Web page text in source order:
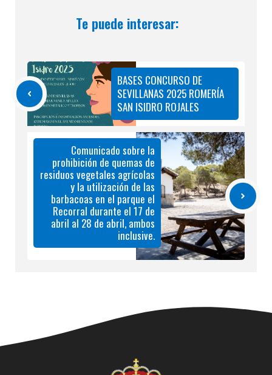
Te puede interesar:
BASES CONCURSO DE
SEVILLANAS 2025 ROMERÍA
SAN ISIDRO ROJALES
Comunicado sobre la
prohibición de quemas de
residuos vegetales agrícolas
y la utilización de las
barbacoas en el parque el
Recorral durante el 17 de
abril al 28 de abril, ambos
inclusive.